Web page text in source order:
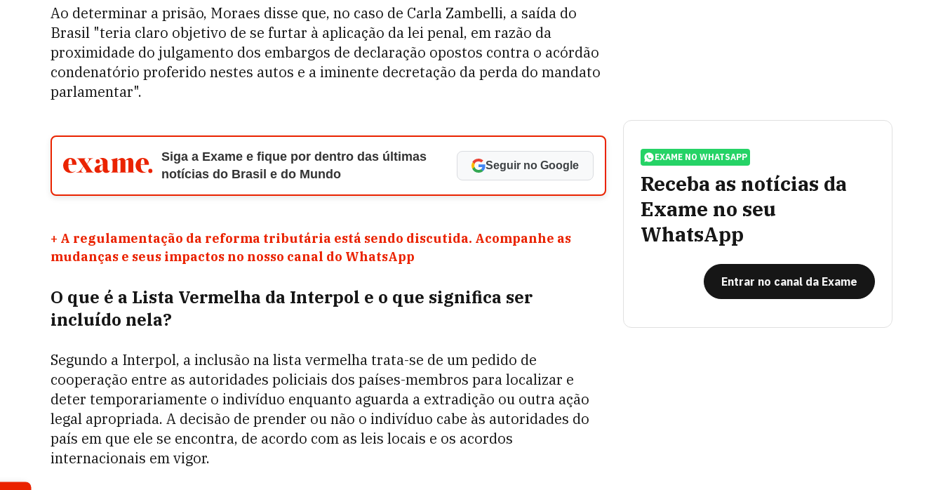
Ao determinar a prisão, Moraes disse que, no caso de Carla Zambelli, a saída do
Brasil "teria claro objetivo de se furtar à aplicação da lei penal, em razão da
proximidade do julgamento dos embargos de declaração opostos contra o acórdão
condenatório proferido nestes autos e a iminente decretação da perda do mandato
parlamentar".
Siga a Exame e fique por dentro das últimas
notícias do Brasil e do Mundo
Seguir no Google
+ A regulamentação da reforma tributária está sendo discutida. Acompanhe as
mudanças e seus impactos no nosso canal do WhatsApp
O que é a Lista Vermelha da Interpol e o que significa ser
incluído nela?
Segundo a Interpol, a inclusão na lista vermelha trata-se de um pedido de
cooperação entre as autoridades policiais dos países-membros para localizar e
deter temporariamente o indivíduo enquanto aguarda a extradição ou outra ação
legal apropriada. A decisão de prender ou não o indivíduo cabe às autoridades do
país em que ele se encontra, de acordo com as leis locais e os acordos
internacionais em vigor.
EXAME NO WHATSAPP
Receba as notícias da
Exame no seu
WhatsApp
Entrar no canal da Exame